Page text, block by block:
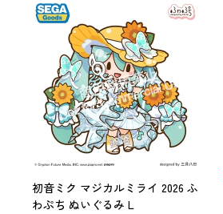
初音ミク マジカルミライ 2026 ふ
わぷち ぬいぐるみ L